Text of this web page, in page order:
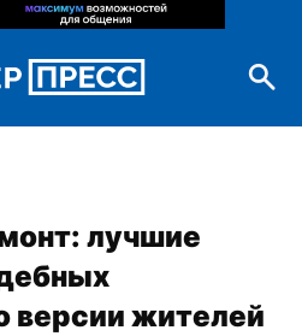
лучшие
версии жителей